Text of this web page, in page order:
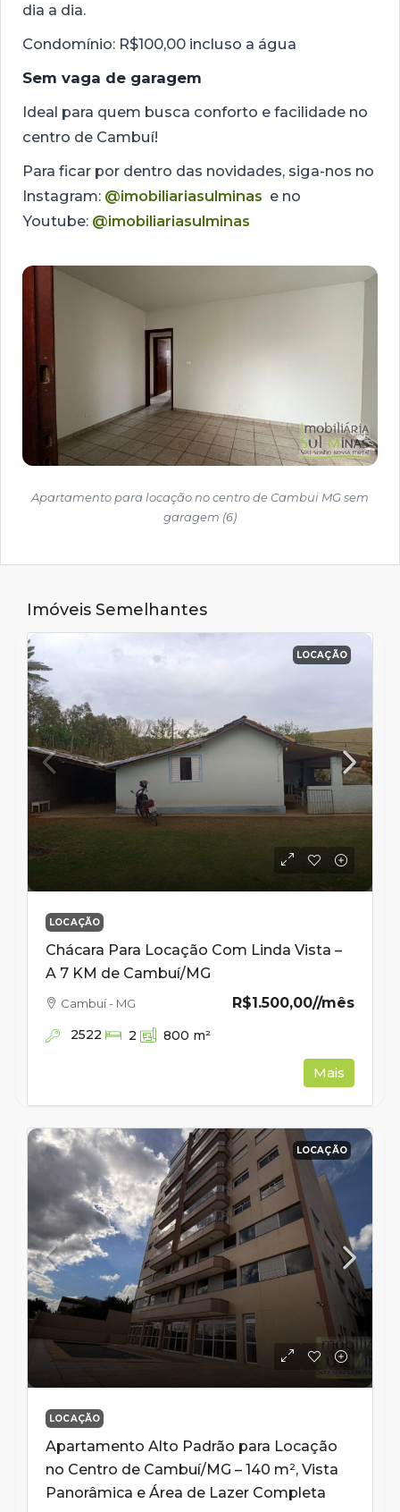
dia a dia.
Condomínio: R$100,00 incluso a água
Sem vaga de garagem
Ideal para quem busca conforto e facilidade no
centro de Cambuí!
Para ficar por dentro das novidades, siga-nos no
Instagram: @imobiliariasulminas e no
Youtube: @imobiliariasulminas
Apartamento para locação no centro de Cambui MG sem
garagem (6)
Imóveis Semelhantes
LOCAÇÃO
LOCAÇÃO
Chácara Para Locação Com Linda Vista –
A 7 KM de Cambuí/MG
R$1.500,00//mês
Cambuí - MG
2522 2 800 m²
Mais
LOCAÇÃO
LOCAÇÃO
Apartamento Alto Padrão para Locação
no Centro de Cambuí/MG – 140 m², Vista
Panorâmica e Área de Lazer Completa